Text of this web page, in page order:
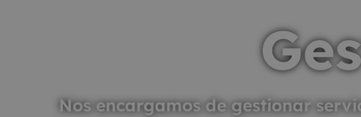
Nos encargamos de gestionar